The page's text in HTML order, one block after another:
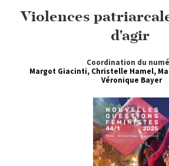
Violences
d'agir
Coordination du
Margot Giacinti, Christelle Hamel,
Véronique Bayer